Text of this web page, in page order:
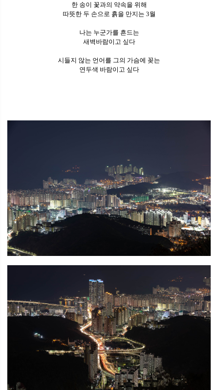
한 송이 꽃과의 약속을 위해
따뜻한 두 손으로 흙을 만지는 3월
나는 누군가를 흔드는
새벽바람이고 싶다
시들지 않는 언어를 그의 가슴에 꽂는
연두색 바람이고 싶다